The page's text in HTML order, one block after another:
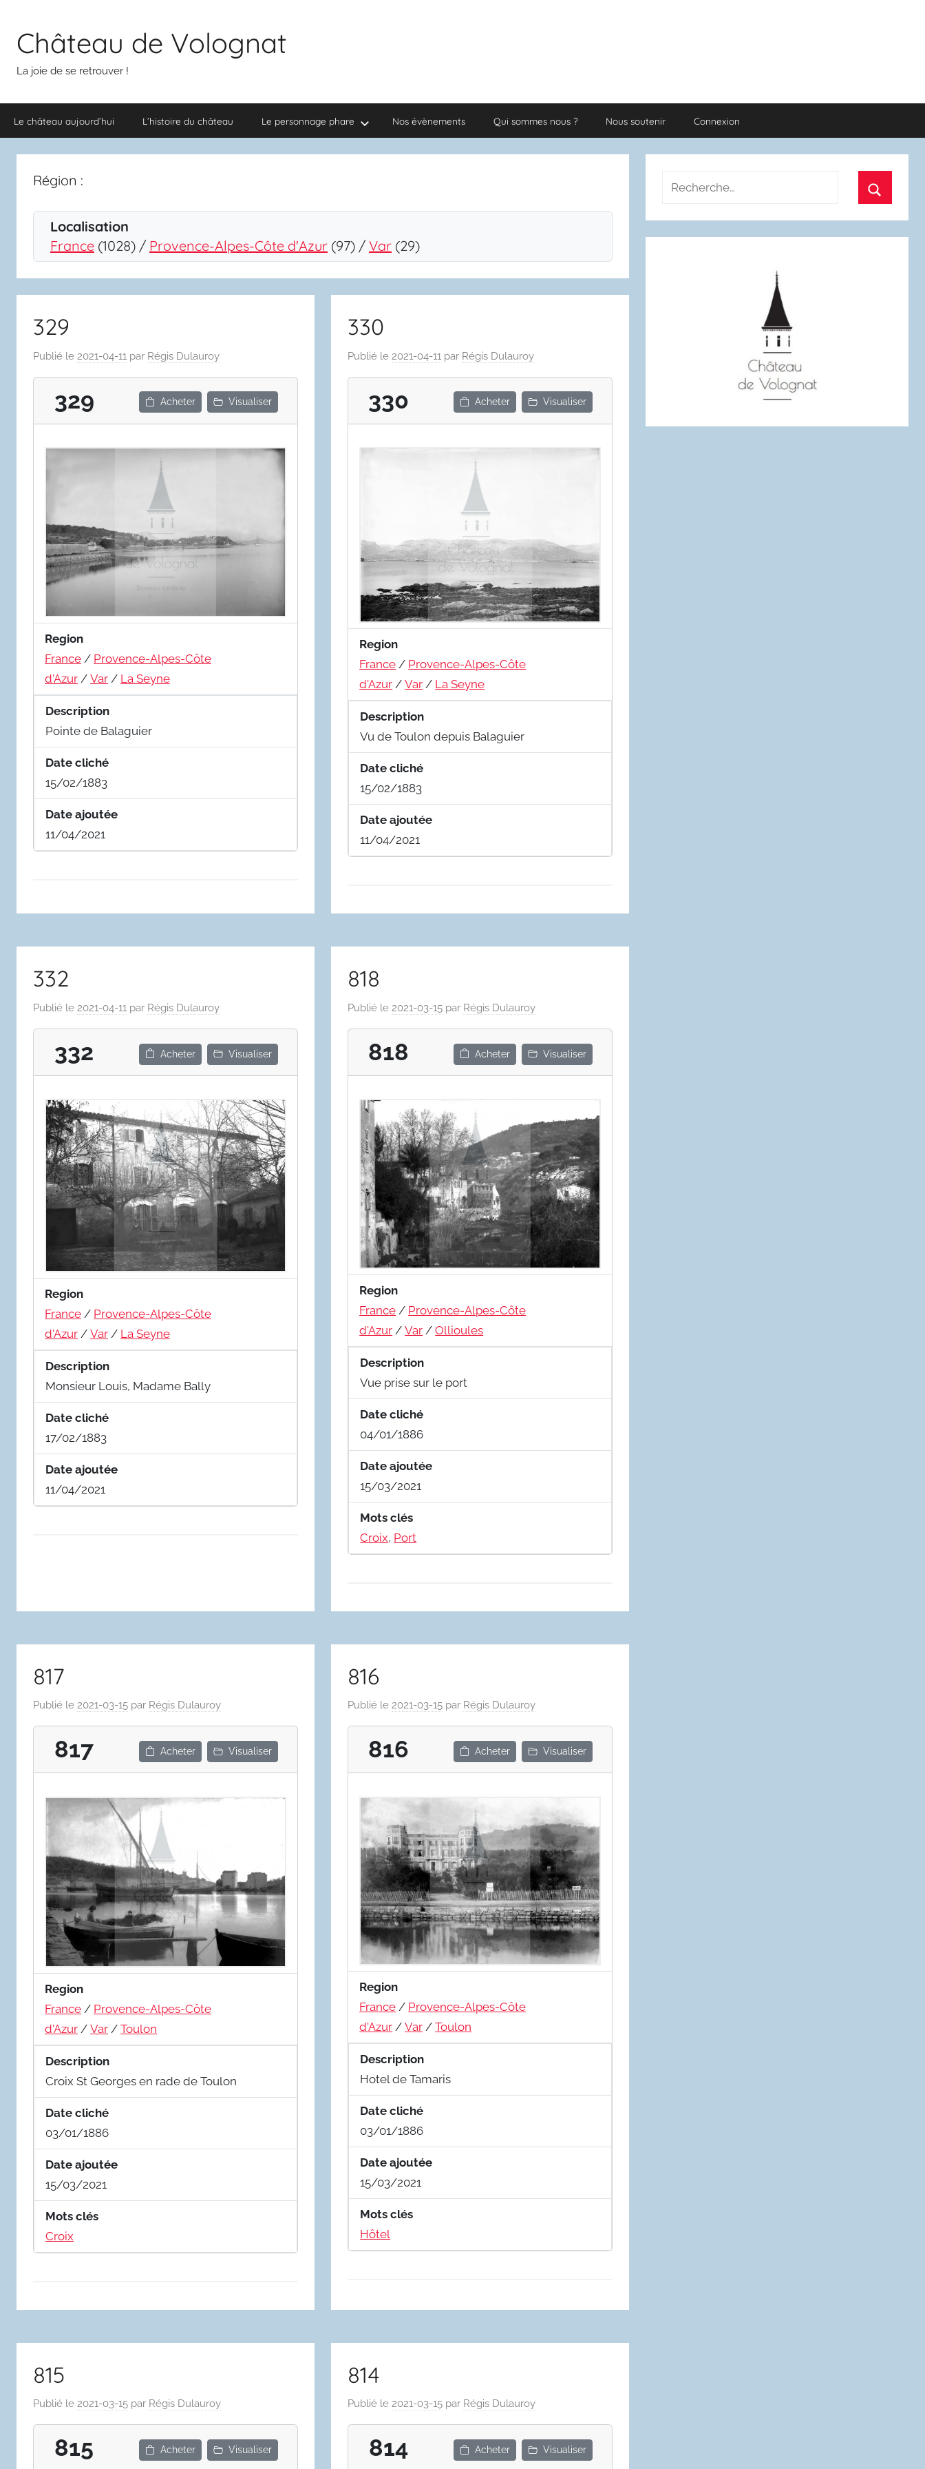
contenuChâteau de Volognat
La joie de se retrouver !
Le château aujourd’hui L’histoire du château Le personnage phare Nos évènements Qui sommes nous ? Nous soutenir Connexion
Région :
Localisation
France (1028) / Provence-Alpes-Côte d'Azur (97) / Var (29)
329
Publié le 2021-04-11 par Régis Dulauroy
329 Acheter Visualiser
Region
France / Provence-Alpes-Côte
d'Azur / Var / La Seyne
Description
Pointe de Balaguier
Date cliché
15/02/1883
Date ajoutée
11/04/2021
330
Publié le2021-04-11 par Régis Dulauroy
330 Acheter Visualiser
Region
France / Provence-Alpes-Côte
d'Azur /Var / La Seyne
Description
Vu de Toulon depuis Balaguier
Date cliché
15/02/1883
Date ajoutée
11/04/2021
332
Publié le 2021-04-11 par Régis Dulauroy
332 Acheter Visualiser
Region
France / Provence-Alpes-Côte
d'Azur / Var / La Seyne
Description
Monsieur Louis, Madame Bally
Date cliché
17/02/1883
Date ajoutée
11/04/2021
818
Publié le2021-03-15 par Régis Dulauroy
818 Acheter Visualiser
Region
France / Provence-Alpes-Côte
d'Azur /Var /Ollioules
Description
Vue prise sur le port
Date cliché
04/01/1886
Date ajoutée
15/03/2021
Mots clés
Croix, Port
817
Publié le 2021-03-15 par Régis Dulauroy
817 Acheter Visualiser
Region
France / Provence-Alpes-Côte
d'Azur / Var / Toulon
Description
Croix St Georges en rade de Toulon
Date cliché
03/01/1886
Date ajoutée
15/03/2021
Mots clés
Croix
816
Publié le2021-03-15 par Régis Dulauroy
816 Acheter Visualiser
Region
France / Provence-Alpes-Côte
d'Azur /Var /Toulon
Description
Hotel de Tamaris
Date cliché
03/01/1886
Date ajoutée
15/03/2021
Mots clés
Hôtel
815
Publié le 2021-03-15 par Régis Dulauroy
815 Acheter Visualiser
814
Publié le2021-03-15 par Régis Dulauroy
814 Acheter Visualiser
Recherche
: